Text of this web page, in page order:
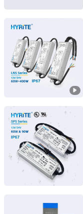
Hyrite Lighting Co.
Guangdong, China
Hyrite Lighting Co.
Guangdong, China
Hyrite Lighting Co.